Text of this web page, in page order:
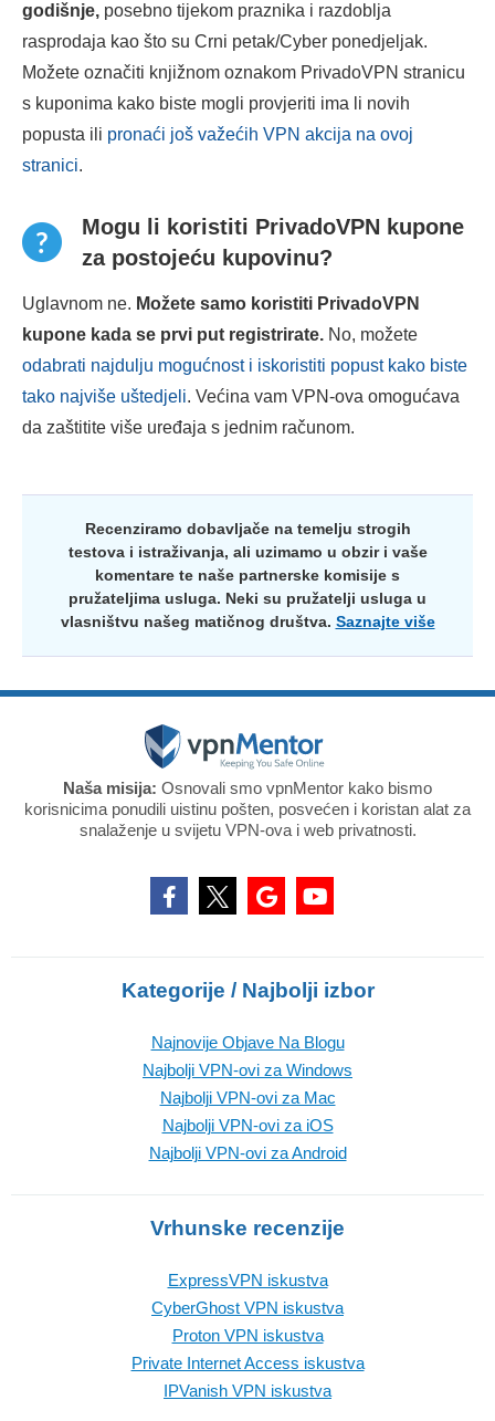
godišnje, posebno tijekom praznika i razdoblja
rasprodaja kao što su Crni petak/Cyber ponedjeljak.
Možete označiti knjižnom oznakom PrivadoVPN stranicu
s kuponima kako biste mogli provjeriti ima li novih
popusta ili pronaći još važećih VPN akcija na ovoj
stranici.
Mogu li koristiti PrivadoVPN kupone
za postojeću kupovinu?
Uglavnom ne. Možete samo koristiti PrivadoVPN
kupone kada se prvi put registrirate. No, možete
odabrati najdulju mogućnost i iskoristiti popust kako biste
tako najviše uštedjeli. Većina vam VPN-ova omogućava
da zaštitite više uređaja s jednim računom.
Recenziramo dobavljače na temelju strogih
testova i istraživanja, ali uzimamo u obzir i vaše
komentare te naše partnerske komisije s
pružateljima usluga. Neki su pružatelji usluga u
vlasništvu našeg matičnog društva. Saznajte više
Naša misija: Osnovali smo vpnMentor kako bismo
korisnicima ponudili uistinu pošten, posvećen i koristan alat za
snalaženje u svijetu VPN-ova i web privatnosti.
Kategorije / Najbolji izbor
Najnovije Objave Na Blogu
Najbolji VPN-ovi za Windows
Najbolji VPN-ovi za Mac
Najbolji VPN-ovi za iOS
Najbolji VPN-ovi za Android
Vrhunske recenzije
ExpressVPN iskustva
CyberGhost VPN iskustva
Proton VPN iskustva
Private Internet Access iskustva
IPVanish VPN iskustva